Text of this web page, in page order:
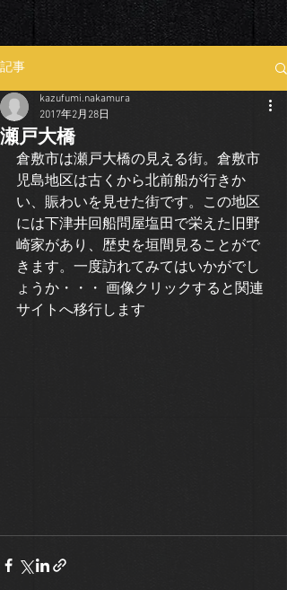
記事
瀬戸大橋
kazufumi.nakamura
2017年2月28日
倉敷市は瀬戸大橋の見える街。倉敷市
児島地区は古くから北前船が行きか
い、賑わいを見せた街です。この地区
には下津井回船問屋塩田で栄えた旧野
崎家があり、歴史を垣間見ることがで
きます。一度訪れてみてはいかがでし
ょうか・・・ 画像クリックすると関連
サイトへ移行します